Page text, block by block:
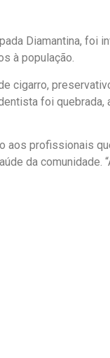
Diamantina, foi
à população.
foi
profissionais
da